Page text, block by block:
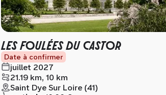
LES FOULÉES DU CASTOR
Date à confirmer
juillet 2027
21.19 km, 10 km
Saint Dye Sur Loire (41)